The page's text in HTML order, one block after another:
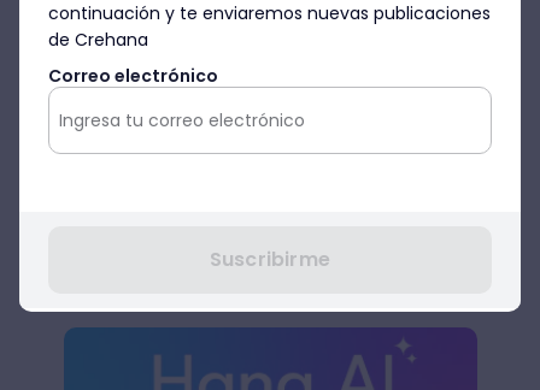
Tristeza: se percibe cuando el
volumen es bajo y el tono solemne.
es alto y el tono duro.
Nerviosismo: el volumen es medio-
continuación y te enviaremos nuevas publicaciones
de Crehana
Correo electrónico
Suscribirme